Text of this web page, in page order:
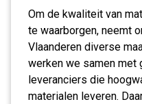
Om de kwaliteit van
te waarborgen, neemt
Vlaanderen diverse
werken we samen met
leveranciers die
materialen leveren.